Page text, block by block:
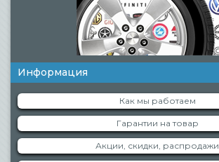
Информация
Как мы работаем
Гарантии на товар
Акции, скидки, распродажи